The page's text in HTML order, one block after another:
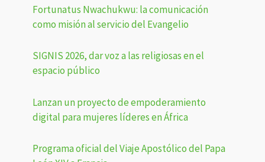
Fortunatus Nwachukwu: la comunicación
como misión al servicio del Evangelio
SIGNIS 2026, dar voz a las religiosas en el
espacio público
Lanzan un proyecto de empoderamiento
digital para mujeres líderes en África
Programa oficial del Viaje Apostólico del Papa